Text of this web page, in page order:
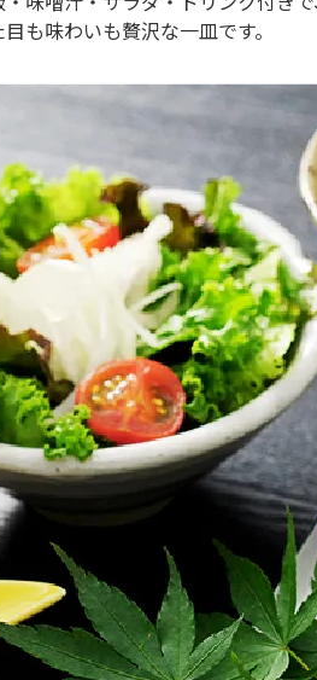
も味わいも贅沢な一皿です。